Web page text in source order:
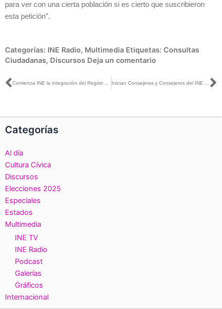
para ver con una cierta población si es cierto que suscribieron
esta petición”.
Categorías: INE Radio, Multimedia Etiquetas: Consultas
Ciudadanas, Discursos Deja un comentario
Ant
Categorías
Al día
Cultura Cívica
Discursos
Elecciones 2025
Especiales
Estados
Multimedia
INE TV
INE Radio
Podcast
Galerías
Gráficos
Internacional